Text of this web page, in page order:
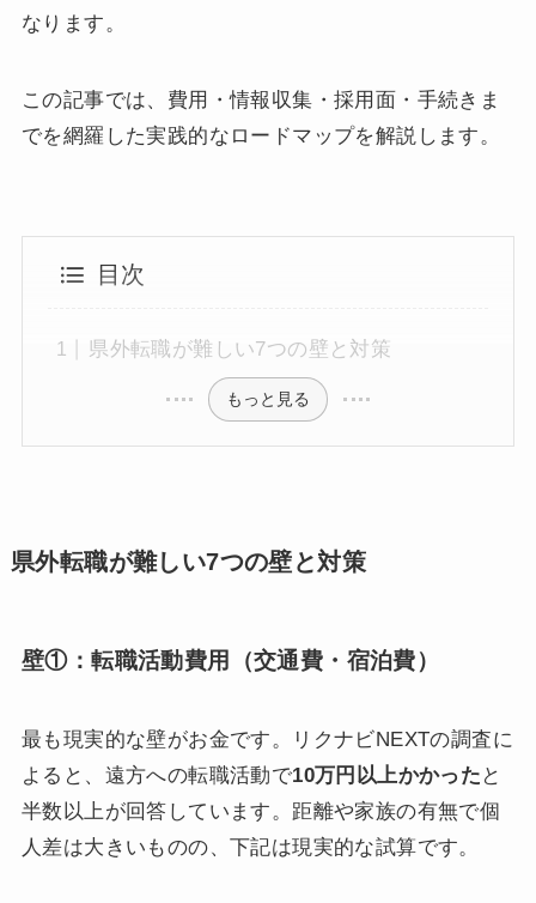
なります。
この記事では、費用・情報収集・採用面・手続きま
でを網羅した実践的なロードマップを解説します。
目次
県外転職が難しい7つの壁と対策
もっと見る
県外転職が難しい7つの壁と対策
壁①：転職活動費用（交通費・宿泊費）
最も現実的な壁がお金です。リクナビNEXTの調査に
よると、遠方への転職活動で10万円以上かかった と
半数以上が回答しています。距離や家族の有無で個
人差は大きいものの、下記は現実的な試算です。